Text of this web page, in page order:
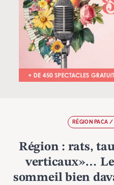
RÉGION PACA
Région : rats,
verticaux»…
sommeil bien